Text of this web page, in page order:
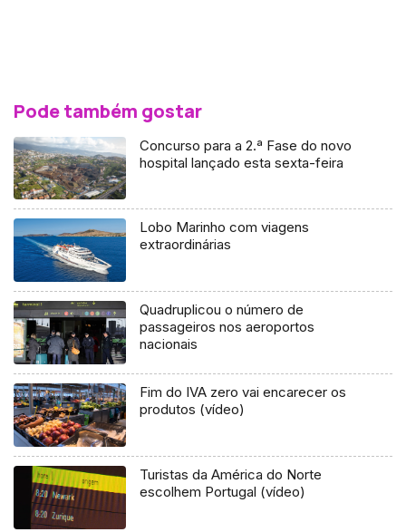
Pode também gostar
Concurso para a 2.ª Fase do novo
hospital lançado esta sexta-feira
Lobo Marinho com viagens
extraordinárias
Quadruplicou o número de
passageiros nos aeroportos
nacionais
Fim do IVA zero vai encarecer os
produtos (vídeo)
Turistas da América do Norte
escolhem Portugal (vídeo)